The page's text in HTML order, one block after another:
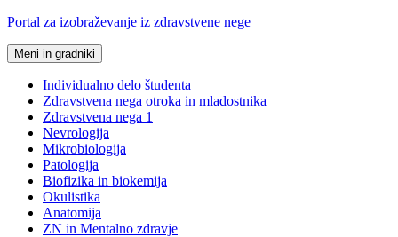
Preskoči
vsebino
Portal za izobraževanje iz zdravstvene nege
Meni in gradniki
Individualno delo študenta
Zdravstvena nega otroka in mladostnika
Zdravstvena nega 1
Nevrologija
Mikrobiologija
Patologija
Biofizika in biokemija
Okulistika
Anatomija
ZN in Mentalno zdravje